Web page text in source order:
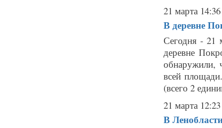
21 марта 14:36
В деревне
Сегодня - 21
деревне
обнаружили,
всей
(всего 2
21 марта 12:23
В